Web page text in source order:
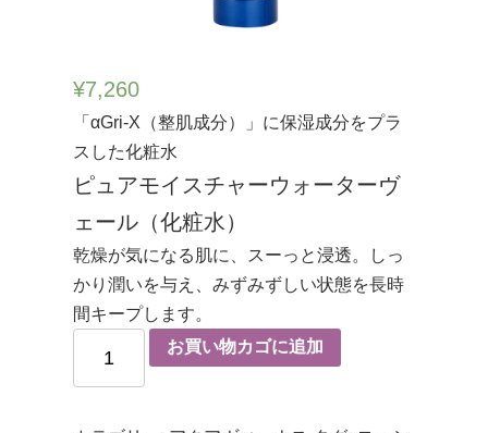
¥7,260
「αGri-X（整肌成分）」に保湿成分をプラ
スした化粧水
ピュアモイスチャーウォーターヴ
ェール（化粧水）
乾燥が気になる肌に、スーっと浸透。しっ
かり潤いを与え、みずみずしい状態を長時
間キープします。
お買い物カゴに追加